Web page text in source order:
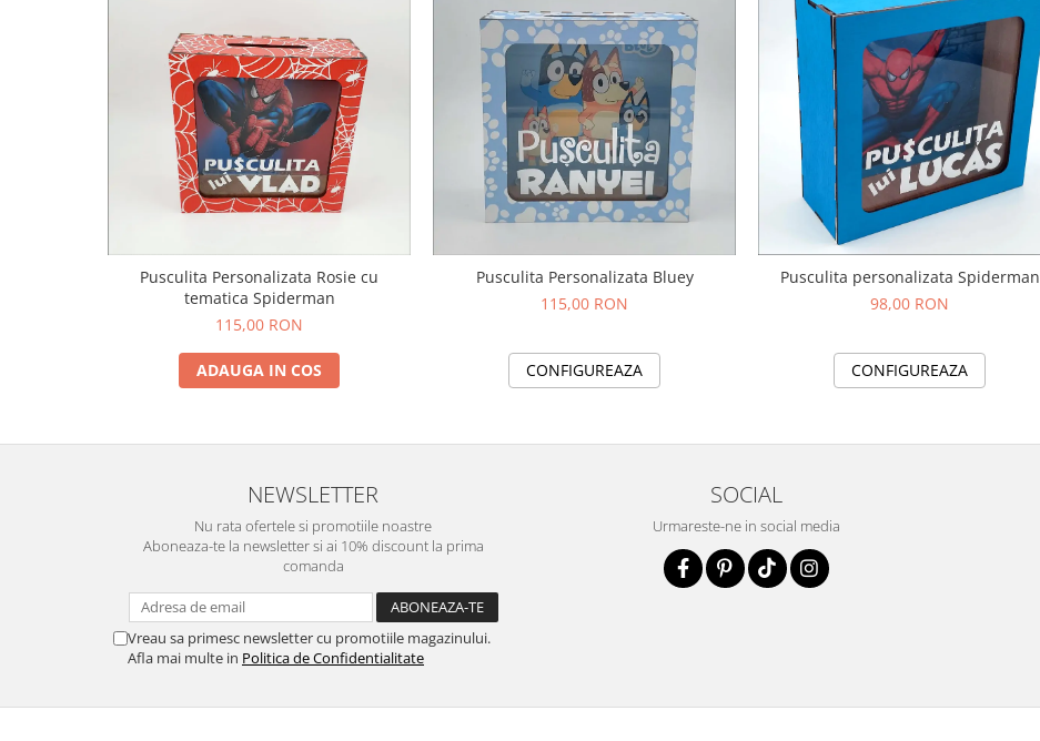
Pusculita Personalizata Rosie cu
tematica Spiderman
115,00 RON
ADAUGA IN COS
Pusculita Personalizata Bluey
115,00 RON
CONFIGUREAZA
Pusculita personalizata Spiderman
98,00 RON
CONFIGUREAZA
NEWSLETTER
Nu rata ofertele si promotiile noastre
Aboneaza-te la newsletter si ai 10% discount la prima
comanda
Vreau sa primesc newsletter cu promotiile magazinului.
Afla mai multe in Politica de Confidentialitate
SOCIAL
Urmareste-ne in social media